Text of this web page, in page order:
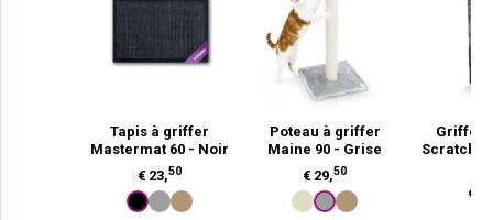
Tapis à griffer
Mastermat 60 - Noir
€ 23,50
Poteau à griffer
Maine 90 - Grise
€ 29,50
Griffoir
Scratch
€